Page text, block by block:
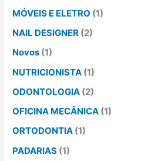
MÓVEIS E ELETRO (1)
NAIL DESIGNER (2)
Novos (1)
NUTRICIONISTA (1)
ODONTOLOGIA (2)
OFICINA MECÂNICA (1)
ORTODONTIA (1)
PADARIAS (1)